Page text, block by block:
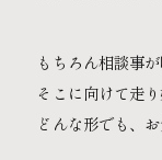
もちろん相談事が
そこに向けて走
どんな形でも、